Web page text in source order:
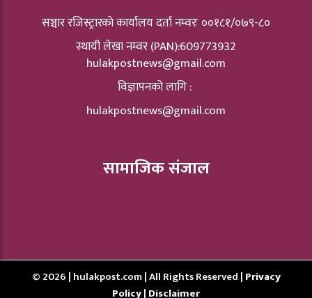
सञ्चार रजिस्ट्रारकाे कार्यालय दर्ता नम्वरः ००१८१/०७९-८०
स्थायी लेखा नम्वर (PAN):609773932
hulakpostnews@gmail.com
विज्ञापनको लागि :
hulakpostnews@gmail.com
सामाजिक संजाल
© 2026 | hulakpost.com | All Rights Reserved | Privacy
Policy| Disclaimer